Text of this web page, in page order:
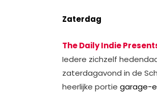
Zaterdag
The Daily Indie
Iedere zichzelf
zaterdagavond in de
heerlijke portie garage-